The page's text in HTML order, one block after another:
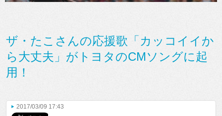
ザ・たこさんの応援歌「カッコイイか
ら大丈夫」がトヨタのCMソングに起
用！
2017/03/09 17:43